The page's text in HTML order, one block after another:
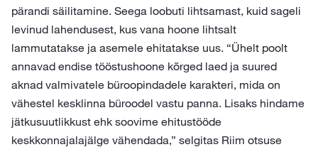
pärandi säilitamine. Seega loobuti lihtsamast, kuid sageli
levinud lahendusest, kus vana hoone lihtsalt
lammutatakse ja asemele ehitatakse uus. “Ühelt poolt
annavad endise tööstushoone kõrged laed ja suured
aknad valmivatele büroopindadele karakteri, mida on
vähestel kesklinna büroodel vastu panna. Lisaks hindame
jätkusuutlikkust ehk soovime ehitustööde
keskkonnajalajälge vähendada,” selgitas Riim otsuse